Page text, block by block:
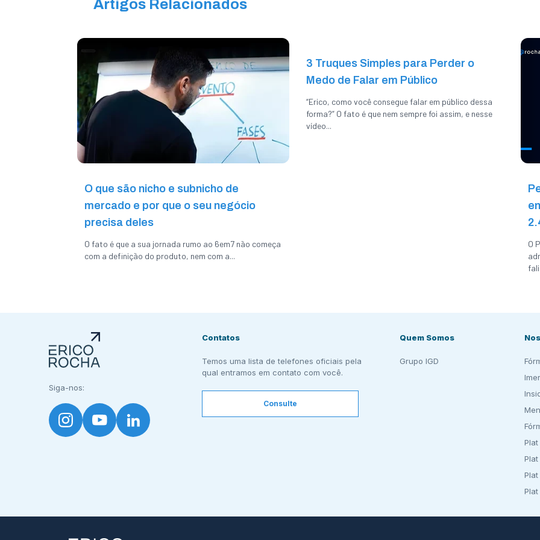
Artigos Relacionados
O que são nicho e subnicho de
mercado e por que o seu negócio
precisa deles
O fato é que a sua jornada rumo ao 6em7 não começa
com a definição do produto, nem com a...
3 Truques Simples para Perder o
Medo de Falar em Público
“Erico, como você consegue falar em público dessa
forma?” O fato é que nem sempre foi assim, e nesse
vídeo...
O
Siga-nos:
Contatos
Temos uma lista de telefones oficiais pela
qual entramos em contato com você.
Consulte
Quem Somos
Grupo IGD
Plat
Plat